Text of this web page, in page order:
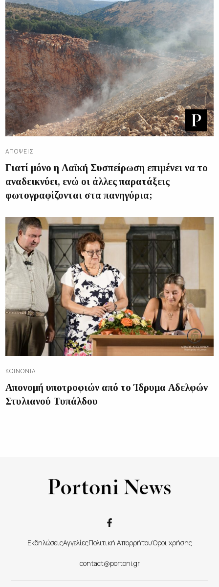
ΑΠΌΨΕΙΣ
Γιατί μόνο η Λαϊκή Συσπείρωση επιμένει να το
αναδεικνύει, ενώ οι άλλες παρατάξεις
φωτογραφίζονται στα πανηγύρια;
ΚΟΙΝΩΝΊΑ
Απονομή υποτροφιών από το Ίδρυμα Αδελφών
Στυλιανού Τυπάλδου
ΕκδηλώσειςΑγγελίεςΠολιτική ΑπορρήτουΌροι χρήσης
contact@portoni.gr